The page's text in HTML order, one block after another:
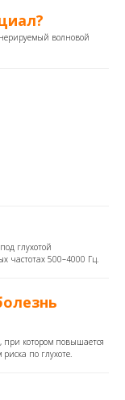
волновой
глухотой
частотах 500–4000 Гц.
при котором повышается
по глухоте.